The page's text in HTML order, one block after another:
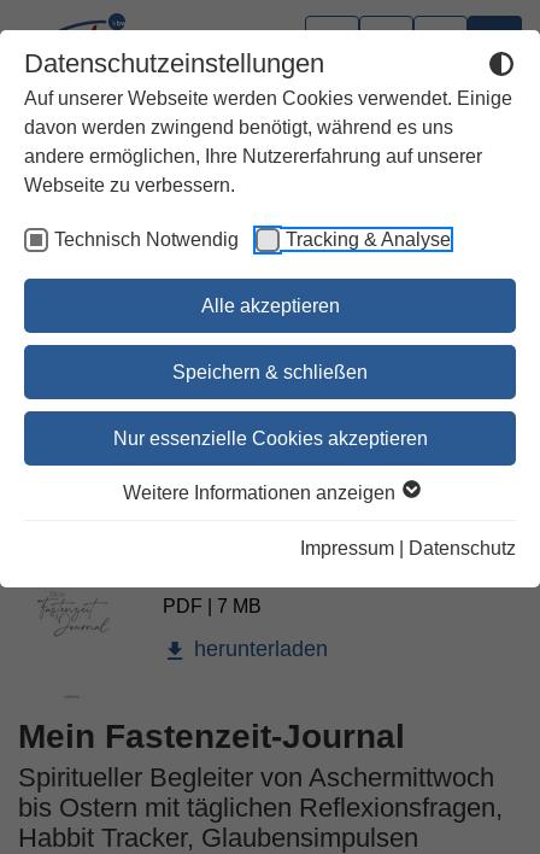
Datenschutzeinstellungen
Auf unserer Webseite werden Cookies verwendet. Einige
davon werden zwingend benötigt, während es uns
andere ermöglichen, Ihre Nutzererfahrung auf unserer
Webseite zu verbessern.
Technisch Notwendig Tracking & Analyse
Alle akzeptieren
Speichern & schließen
Nur essenzielle Cookies akzeptieren
Weitere Informationen anzeigen
Impressum Datenschutz
PDF | 7 MB
herunterladen
Mein Fastenzeit-Journal
Spiritueller Begleiter von Aschermittwoch
bis Ostern mit täglichen Reflexionsfragen,
Habbit Tracker, Glaubensimpulsen